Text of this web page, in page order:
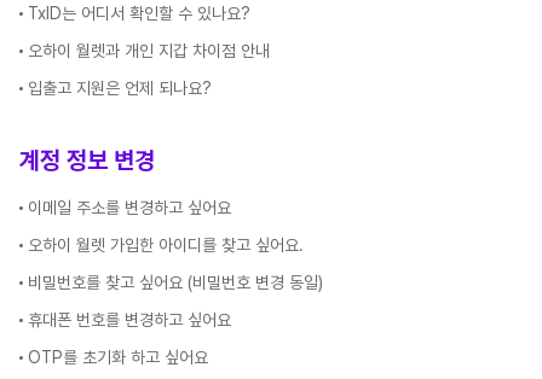
TxID는 어디서 확인할 수 있나요?
오하이 월렛과 개인 지갑 차이점 안내
입출고 지원은 언제 되나요?
계정 정보 변경
이메일 주소를 변경하고 싶어요
오하이 월렛 가입한 아이디를 찾고 싶어요.
비밀번호를 찾고 싶어요 (비밀번호 변경 동일)
휴대폰 번호를 변경하고 싶어요
OTP를 초기화 하고 싶어요